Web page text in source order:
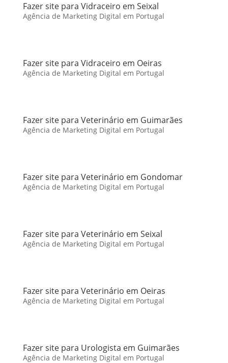
Fazer site para Vidraceiro em Seixal
Agência de Marketing Digital em Portugal
Fazer site para Vidraceiro em Oeiras
Agência de Marketing Digital em Portugal
Fazer site para Veterinário em Guimarães
Agência de Marketing Digital em Portugal
Fazer site para Veterinário em Gondomar
Agência de Marketing Digital em Portugal
Fazer site para Veterinário em Seixal
Agência de Marketing Digital em Portugal
Fazer site para Veterinário em Oeiras
Agência de Marketing Digital em Portugal
Fazer site para Urologista em Guimarães
Agência de Marketing Digital em Portugal